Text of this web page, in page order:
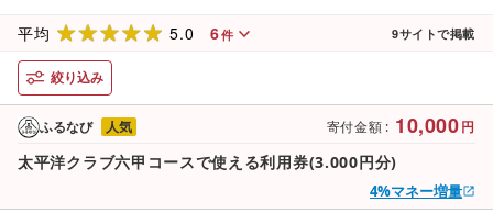
平均 5.0 6件 9サイトで掲載
絞り込み
寄付金額 : 10,000円
ふるなび
太平洋クラブ六甲コースで使える利用券(3.000円分)
人気
4%マネー増量